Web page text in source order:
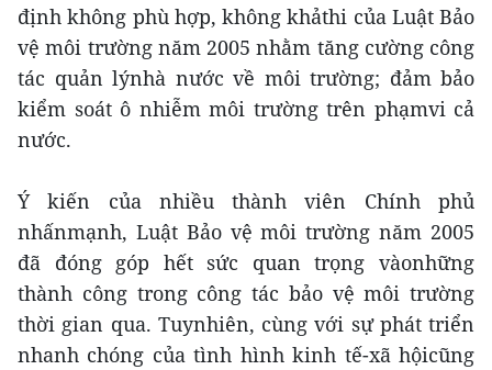
định không phù hợp, không khảthi của Luật Bảo
vệ môi trường năm 2005 nhằm tăng cường công
tác quản lýnhà nước về môi trường; đảm bảo
kiểm soát ô nhiễm môi trường trên phạmvi cả
nước.
Ý kiến của nhiều thành viên Chính phủ
nhấnmạnh, Luật Bảo vệ môi trường năm 2005
đã đóng góp hết sức quan trọng vàonhững
thành công trong công tác bảo vệ môi trường
thời gian qua. Tuynhiên, cùng với sự phát triển
nhanh chóng của tình hình kinh tế-xã hộicũng